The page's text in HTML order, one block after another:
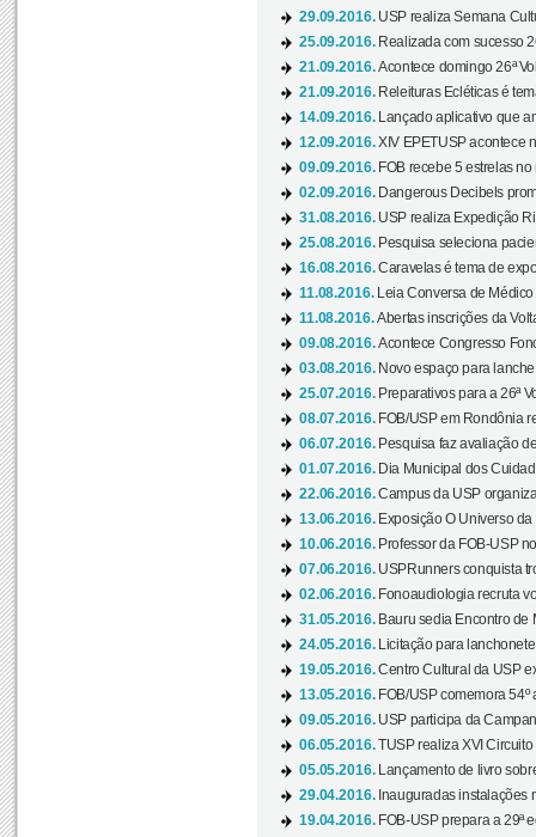
29.09.2016. USP realiza Semana
25.09.2016. Realizada com sucesso
21.09.2016.Acontece domingo 26ª
21.09.2016. Releituras Ecléticas é
14.09.2016.
Lançado aplicativo que
12.09.2016.XIV EPETUSP acontece
09.09.2016. FOB recebe 5 estrelas
02.09.2016. Dangerous Decibels
31.08.2016. USP realiza Expedição
25.08.2016. Pesquisa seleciona
16.08.2016.Caravelas é tema de
11.08.2016.
Leia Conversa de
11.08.2016.Abertas inscrições da
09.08.2016.Acontece Congresso
03.08.2016. Novo espaço para
25.07.2016. Preparativos para a 26ª
08.07.2016. FOB/USP em Rondônia
06.07.2016. Pesquisa faz avaliação
01.07.2016. Dia Municipal dos
22.06.2016.Campus da USP
13.06.2016. Exposição O Universo
10.06.2016. Professor da FOB-USP
07.06.2016. USPRunners conquista
02.06.2016. Fonoaudiologia recruta
31.05.2016. Bauru sedia Encontro de
24.05.2016.
Licitação para
19.05.2016.Centro Cultural da USP
13.05.2016. FOB/USP comemora
09.05.2016. USP participa da
06.05.2016.TUSP realiza XVI Circuito
05.05.2016.
Lançamento de livro
29.04.2016. Inauguradas instalações
19.04.2016. FOB-USP prepara a 29ª